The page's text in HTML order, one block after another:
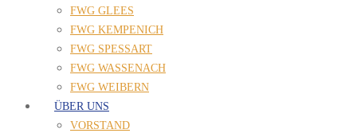
FWG GLEES
FWG KEMPENICH
FWG SPESSART
FWG WASSENACH
FWG WEIBERN
ÜBER UNS
VORSTAND